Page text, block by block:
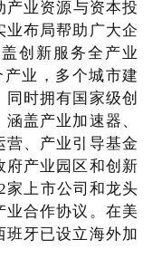
产业资源与资本投
业布局帮助广大企
创新服务全产业
业，多个城市建
时拥有国家级创
盖产业加速器、
营、产业引导基金
府产业园区和创新
家上市公司和龙头
合作协议。在美
班牙已设立海外加